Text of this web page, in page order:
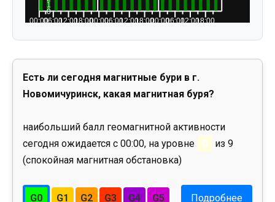
Есть ли сегодня магнитные бури в г.
Новомичуринск, какая магнитная буря?
наибольший балл геомагнитной активности
сегодня ожидается с 00:00, на уровне
0
из 9
(спокойная магнитная обстановка)
G0 G1 G2 G3 G4 G5 Подробнее